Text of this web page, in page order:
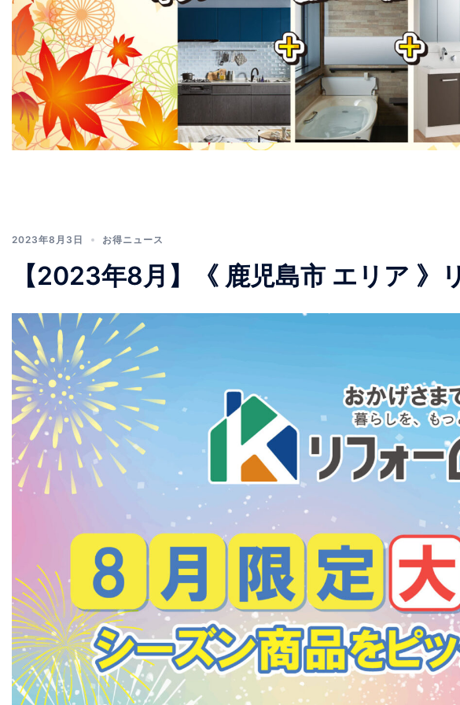
2023年8月3日 お得ニュース
【2023年8月】《 鹿児島市 エリア 》